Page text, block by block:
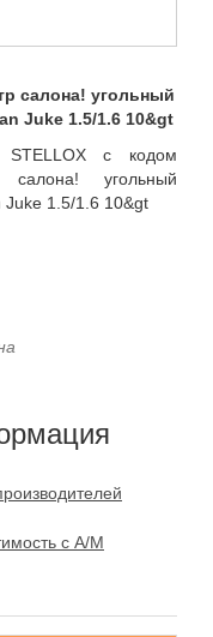
салона! угольный
Juke 1.5/1.6 10&gt
STELLOX с кодом
салона! угольный
Juke 1.5/1.6 10&gt
с А/М